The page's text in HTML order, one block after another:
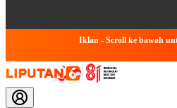
Iklan - Scroll ke bawah